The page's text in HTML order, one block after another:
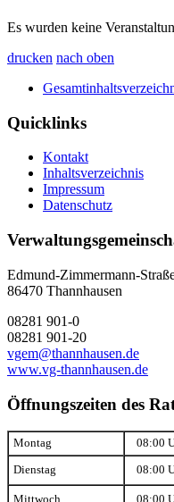
Es wurden keine
drucken nach oben
Quicklinks
Kontakt
Inhaltsverzeichnis
Impressum
Datenschutz
Edmund-Zimmermann-
86470 Thannhausen
08281 901-0
08281 901-20
vgem@thannhausen.de
www.vg-thannhausen.de
Öffnungszeiten des
Montag 08:00
Dienstag 08:00